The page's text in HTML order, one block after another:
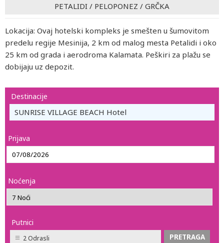
PETALIDI / PELOPONEZ / GRČKA
Lokacija: Ovaj hotelski kompleks je smešten u šumovitom
predelu regije Mesinija, 2 km od malog mesta Petalidi i oko
25 km od grada i aerodroma Kalamata. Peškiri za plažu se
dobijaju uz depozit.
Destinacije
SUNRISE VILLAGE BEACH Hotel
Prijava
Noćenja
Putnici
2 Odrasli